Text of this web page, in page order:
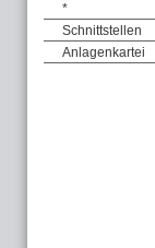
*
Schnittstellen
Anlagenkartei